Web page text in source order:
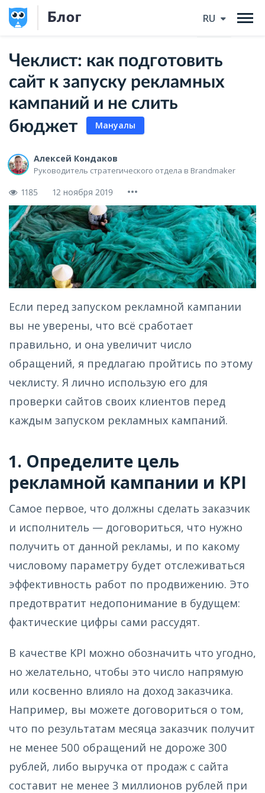
RU
Блог
Чеклист: как подготовить
сайт к запуску рекламных
кампаний и не слить
бюджет
Мануалы
Алексей Кондаков
Руководитель стратегического отдела в Brandmaker
1185 12 ноября 2019
Если перед запуском рекламной кампании
вы не уверены, что всё сработает
правильно, и она увеличит число
обращений, я предлагаю пройтись по этому
чеклисту. Я лично использую его для
проверки сайтов своих клиентов перед
каждым запуском рекламных кампаний.
1. Определите цель
рекламной кампании и KPI
Самое первое, что должны сделать заказчик
и исполнитель — договориться, что нужно
получить от данной рекламы, и по какому
числовому параметру будет отслеживаться
эффективность работ по продвижению. Это
предотвратит недопонимание в будущем:
фактические цифры сами рассудят.
В качестве KPI можно обозначить что угодно,
но желательно, чтобы это число напрямую
или косвенно влияло на доход заказчика.
Например, вы можете договориться о том,
что по результатам месяца заказчик получит
не менее 500 обращений не дороже 300
рублей, либо выручка от продаж с сайта
составит не менее 3 миллионов рублей при